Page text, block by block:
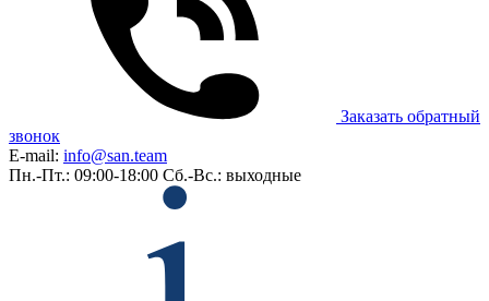
Заказать обратный
звонок
E-mail: info@san.team
Пн.-Пт.: 09:00-18:00 Сб.-Вс.: выходные